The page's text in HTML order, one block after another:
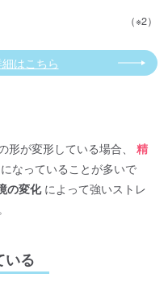
（※2）
はこちら
形が変形している場合、精
になっていることが多いで
の変化によって強いストレ
いる